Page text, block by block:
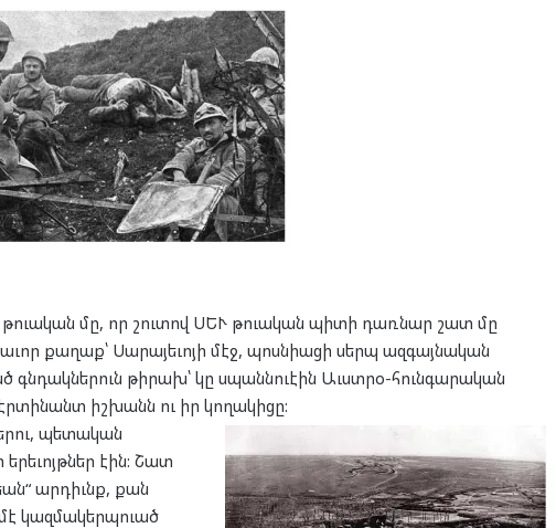
թուական մը, որ շուտով ՍԵՒ թուական պիտի դառնար շատ մը
քաղաք՝ Սարայեւոյի մէջ, պոսնիացի սերպ ազգայնական
թիրախ՝ կը սպաննուէին Աւստրօ-հունգարական
իշխանն ու իր կողակիցը:
պետական
էին: Շատ
արդիւնք, քան
կազմակերպուած